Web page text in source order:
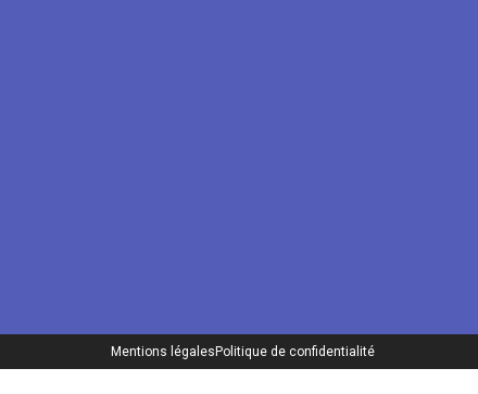
Mentions légalesPolitique de confidentialité